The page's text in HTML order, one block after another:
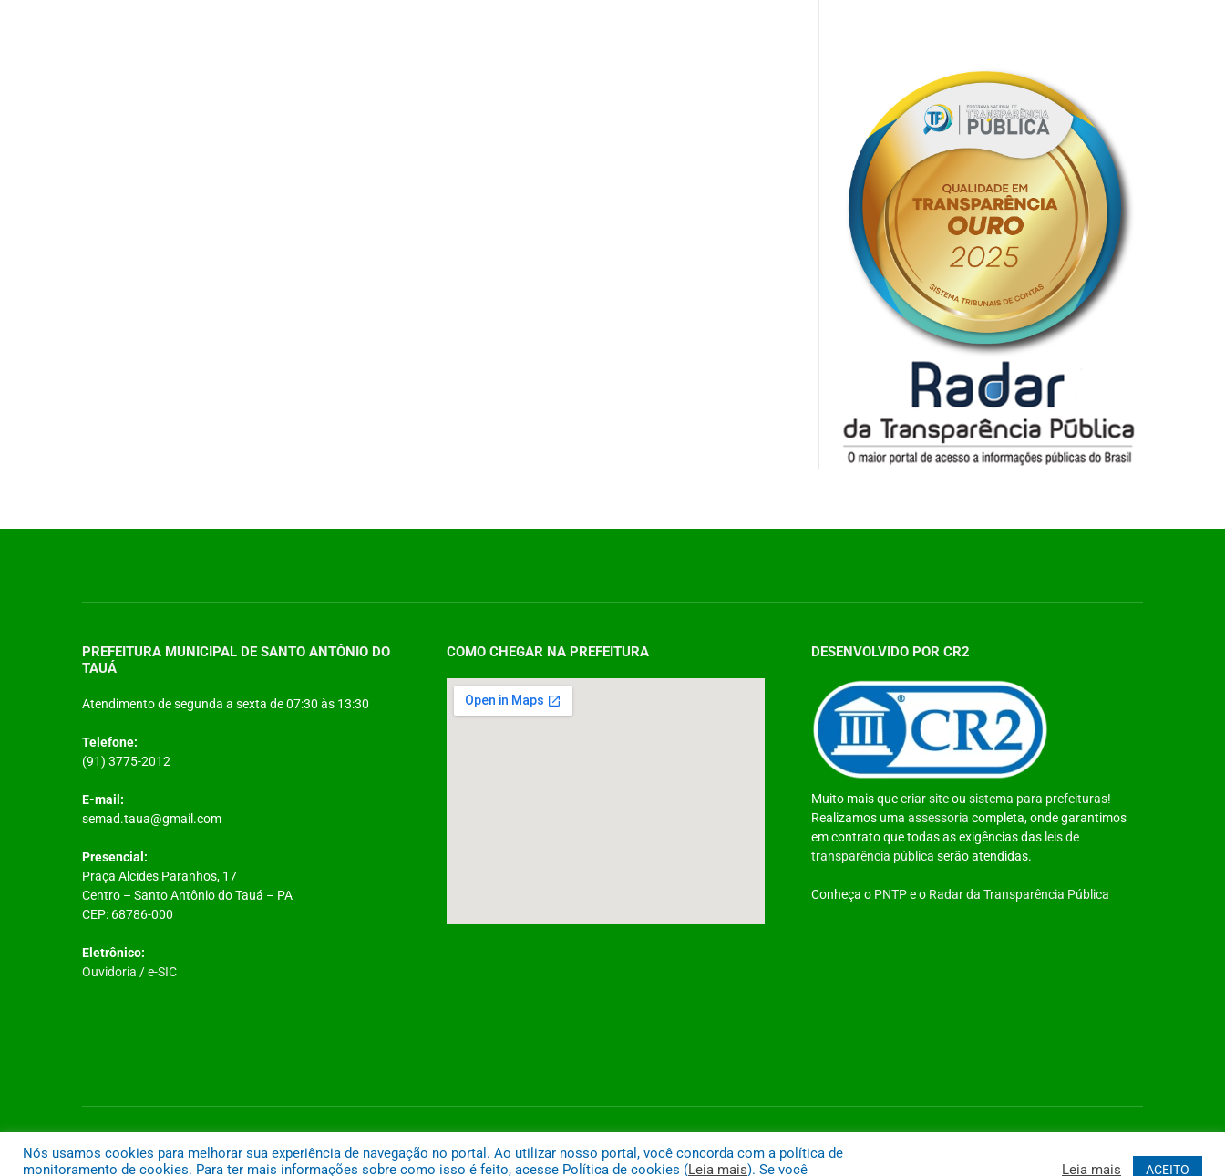
PREFEITURA MUNICIPAL DE SANTO ANTÔNIO DO
TAUÁ
Atendimento de segunda a sexta de 07:30 às 13:30
Telefone:
(91) 3775-2012
E-mail:
semad.taua@gmail.com
Presencial:
Praça Alcides Paranhos, 17
Centro – Santo Antônio do Tauá – PA
CEP: 68786-000
Eletrônico:
Ouvidoria /e-SIC
COMO CHEGAR NA PREFEITURA DESENVOLVIDO POR CR2
Muito mais quecriar siteou sistema para prefeituras!
Realizamos uma assessoria completa, onde garantimos
em contrato que todas as exigências das leis de
transparência pública serão atendidas.
Conheça o PNTPe o Radar da Transparência Pública
Nós usamos cookies para melhorar sua experiência de navegação no portal. Ao utilizar nosso portal, você concorda com a política de
monitoramento de cookies. Para ter mais informações sobre como isso é feito, acesse Política de cookies (Leia mais). Se você Leia mais ACEITO